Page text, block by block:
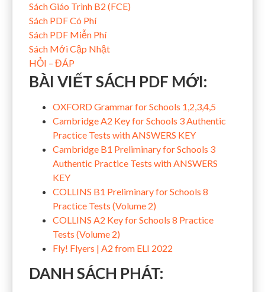
Sách Giáo Trình B2 (FCE)
Sách PDF Có Phí
Sách PDF Miễn Phí
Sách Mới Cập Nhật
HỎI – ĐÁP
BÀI VIẾT SÁCH PDF MỚI:
OXFORD Grammar for Schools 1,2,3,4,5
Cambridge A2 Key for Schools 3 Authentic
Practice Tests with ANSWERS KEY
Cambridge B1 Preliminary for Schools 3
Authentic Practice Tests with ANSWERS
KEY
COLLINS B1 Preliminary for Schools 8
Practice Tests (Volume 2)
COLLINS A2 Key for Schools 8 Practice
Tests (Volume 2)
Fly! Flyers | A2 from ELI 2022
DANH SÁCH PHÁT: